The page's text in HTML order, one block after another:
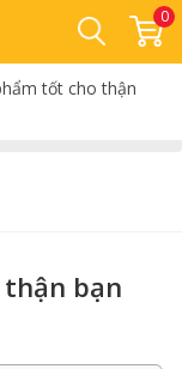
0
tốt cho thận
bạn